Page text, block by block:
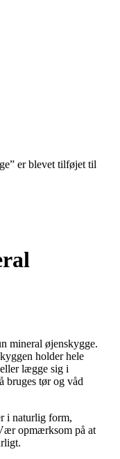
er blevet tilføjet til
mineral øjenskygge.
holder hele
lægge sig i
bruges tør og våd
i naturlig form,
opmærksom på at